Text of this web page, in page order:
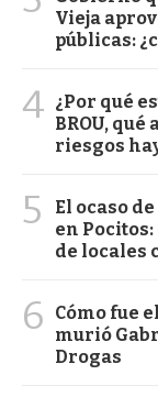
Vieja
públicas:
4 ¿Por qué
BROU,
riesgos
5
El ocaso
en
de locales
6
Cómo fue
murió
Drogas